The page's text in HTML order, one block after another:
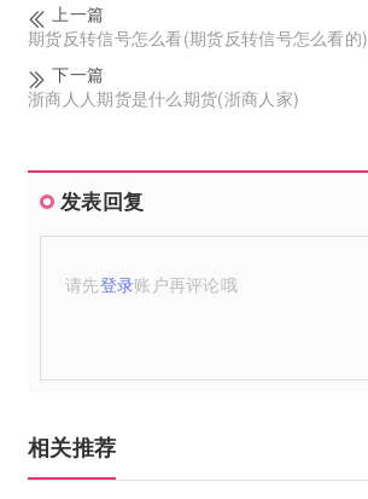
上一篇
期货反转信号怎么看(期货反转信号怎么看的)
下一篇
浙商人人期货是什么期货(浙商人家)
发表回复
请先登录账户再评论哦
相关推荐